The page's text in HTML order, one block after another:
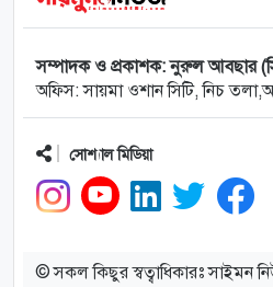
সম্পাদক ও প্রকাশক: নুরুল আবছার
অফিস: সায়মা ওশান সিটি, নিচ
সোশ্যাল মিডিয়া
© সকল কিছুর স্বত্বাধিকারঃ সাইমন